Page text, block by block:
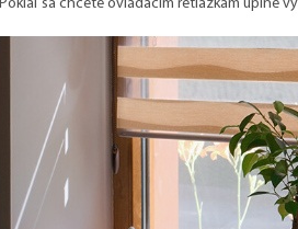
Pokiaľ sa chcete ovládacím retiazkam úplne